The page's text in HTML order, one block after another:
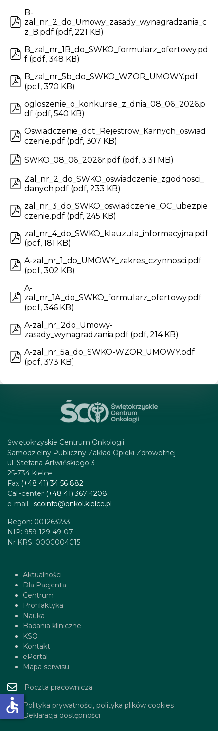
B-
zal_nr_2_do_Umowy_zasady_wynagradzania_c
z_B.pdf (pdf, 221 KB)
B_zal_nr_1B_do_SWKO_formularz_ofertowy.pd
f (pdf, 348 KB)
B_zal_nr_5b_do_SWKO_WZOR_UMOWY.pdf
(pdf, 370 KB)
ogloszenie_o_konkursie_z_dnia_08_06_2026.p
df (pdf, 540 KB)
Oswiadczenie_dot_Rejestrow_Karnych_oswiad
czenie.pdf (pdf, 307 KB)
SWKO_08_06_2026r.pdf (pdf, 3.31 MB)
Zal_nr_2_do_SWKO_oswiadczenie_zgodnosci_
danych.pdf (pdf, 233 KB)
zal_nr_3_do_SWKO_oswiadczenie_OC_ubezpie
czenie.pdf (pdf, 245 KB)
zal_nr_4_do_SWKO_klauzula_informacyjna.pdf
(pdf, 181 KB)
A-zal_nr_1_do_UMOWY_zakres_czynnosci.pdf
(pdf, 302 KB)
A-
zal_nr_1A_do_SWKO_formularz_ofertowy.pdf
(pdf, 346 KB)
A-zal_nr_2do_Umowy-
zasady_wynagradzania.pdf (pdf, 214 KB)
A-zal_nr_5a_do_SWKO-WZOR_UMOWY.pdf
(pdf, 373 KB)
Świętokrzyskie Centrum Onkologii
Samodzielny Publiczny Zakład Opieki Zdrowotnej
ul. Stefana Artwińskiego 3
25-734 Kielce
Fax (+48 41) 34 56 882
Call-center (+48 41) 367 4208
e-mail: scoinfo@onkol.kielce.pl
Regon: 001263233
NIP: 959-129-49-07
Nr KRS: 0000004015
Aktualności
Dla Pacjenta
Centrum
Profilaktyka
Nauka
Badania kliniczne
KSO
Kontakt
ePortal
Mapa serwisu
Poczta pracownicza
Polityka prywatności, polityka plików cookies
Deklaracja dostępności
accessible